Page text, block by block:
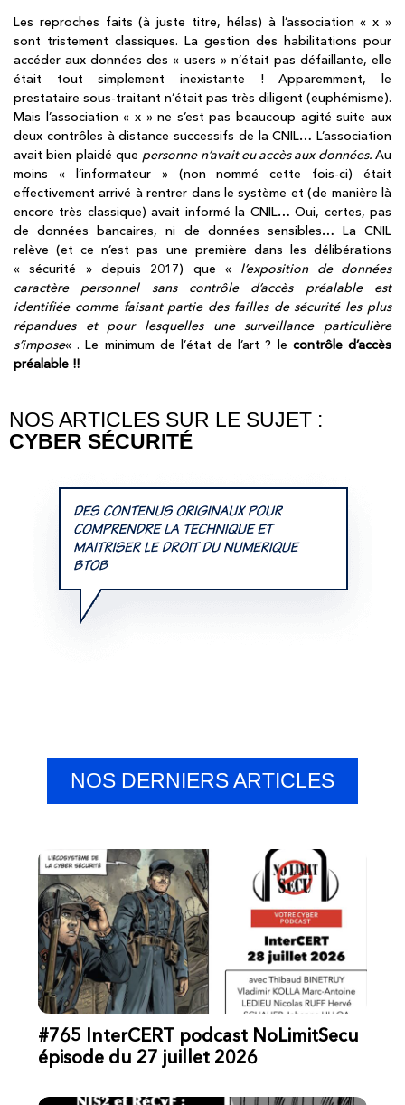
Les reproches faits (à juste titre, hélas) à l’association « x »
sont tristement classiques. La gestion des habilitations pour
accéder aux données des « users » n’était pas défaillante, elle
était tout simplement inexistante ! Apparemment, le
prestataire sous-traitant n’était pas très diligent (euphémisme).
Mais l’association « x » ne s’est pas beaucoup agité suite aux
deux contrôles à distance successifs de la CNIL… L’association
avait bien plaidé que personne n’avait eu accès aux données.Au
moins « l’informateur » (non nommé cette fois-ci) était
effectivement arrivé à rentrer dans le système et (de manière là
encore très classique) avait informé la CNIL… Oui, certes, pas
de données bancaires, ni de données sensibles… La CNIL
relève (et ce n’est pas une première dans les délibérations
« sécurité » depuis 2017) que « l’exposition de données
caractère personnel sans contrôle d’accès préalable est
identifiée comme faisant partie des failles de sécurité les plus
répandues et pour lesquelles une surveillance particulière
s’impose« . Le minimum de l’état de l’art ? le contrôle d’accès
préalable !!
NOS ARTICLES SUR LE SUJET :
CYBER SÉCURITÉ
NOS DERNIERS ARTICLES
#765 InterCERT podcast NoLimitSecu
épisode du 27 juillet 2026